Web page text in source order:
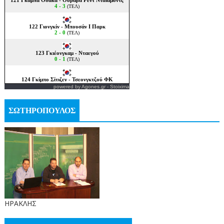
powered byAgones.gr- Stoixima
ΣΩΤΗΡΟΠΟΥΛΟΣ
ΗΡΑΚΛΗΣ